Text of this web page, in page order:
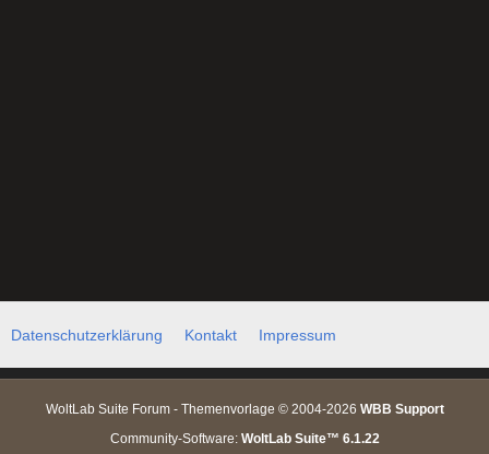
Datenschutzerklärung Kontakt Impressum
WoltLab Suite Forum - Themenvorlage © 2004-2026 WBB Support
Community-Software: WoltLab Suite™ 6.1.22